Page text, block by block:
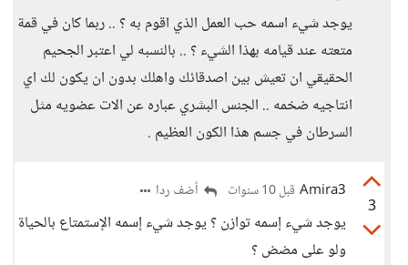
يوجد شيء اسمه حب العمل الذي اقوم به ؟ .. ربما كان في قمة
متعته عند قيامه بهذا الشيء ؟ .. بالنسبه لي اعتبر الجحيم
الحقيقي ان تعيش بين اصدقائك واهلك بدون ان يكون لك اي
انتاجيه ضخمه .. الجنس البشري عباره عن الات عضويه مثل
السرطان في جسم هذا الكون العظيم .
3
Amira3 قبل 10 سنوات أضف ردا
يوجد شيء إسمه توازن ؟ يوجد شيء إسمه الإستمتاع بالحياة
ولو على مضض ؟